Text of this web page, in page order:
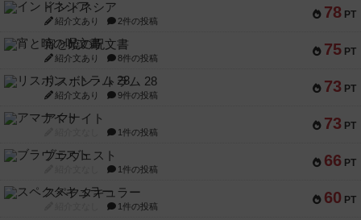
78 PT
インドネシア
紹介文あり 2件の投稿
75 PT
宵と暁の呪文書
紹介文あり 8件の投稿
73 PT
リスボン・トラム 28
紹介文あり 9件の投稿
73 PT
アマナイト
1件の投稿
66 PT
ブラヴェスト
1件の投稿
60 PT
スペクタキュラー
1件の投稿